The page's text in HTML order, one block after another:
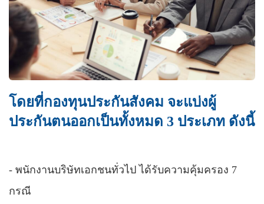
โดยที่กองทุนประกันสังคม จะแบ่งผู้
ประกันตนออกเป็นทั้งหมด 3 ประเภท ดังนี้
- พนักงานบริษัทเอกชนทั่วไป ได้รับความคุ้มครอง 7
กรณี